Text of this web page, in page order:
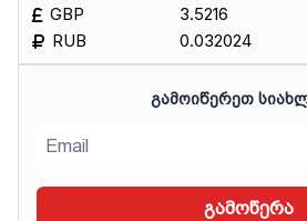
GBP
RUB
3.5216
0.032024
ᲒᲐᲛᲝᲘᲬᲔᲠᲔᲗ
გამოწერა